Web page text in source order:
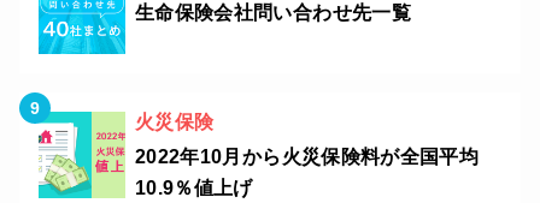
生命保険会社問い合わせ先一覧
火災保険
2022年10月から火災保険料が全国平均
10.9％値上げ